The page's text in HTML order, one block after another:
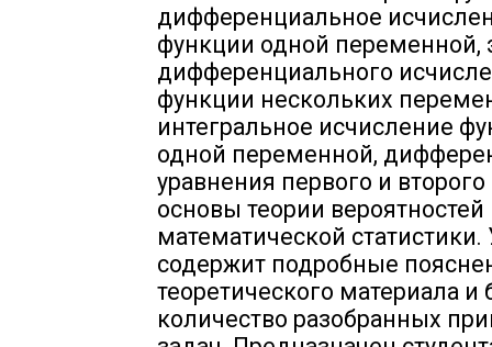
дифференциальное
функции одной переменной,
дифференциального
функции нескольких
интегральное исчисление
одной переменной,
уравнения первого и
основы теории вероятностей
математической
содержит подробные
теоретического материала
количество разобранных